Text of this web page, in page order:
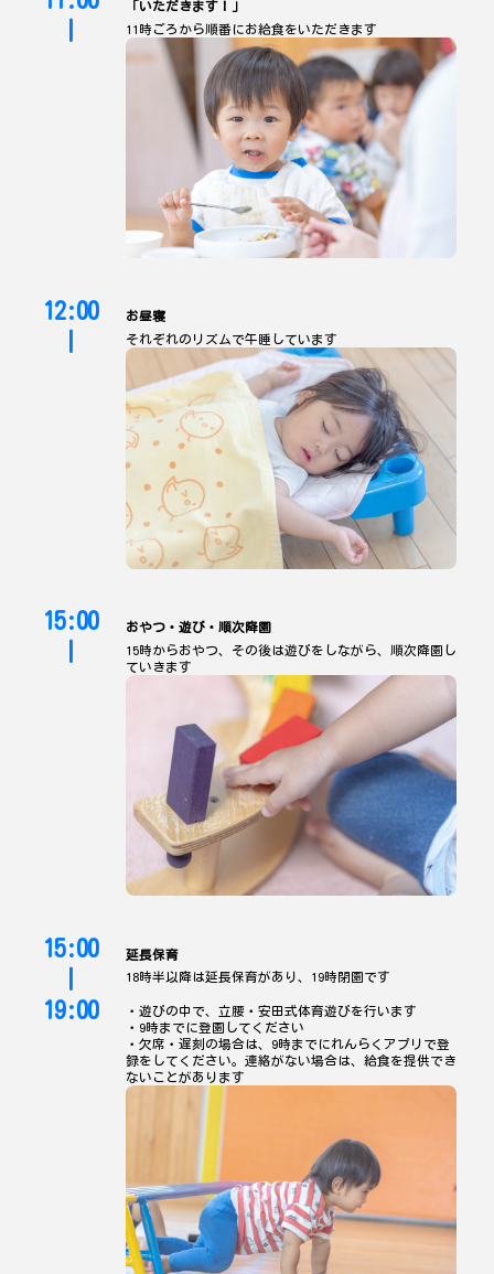
「いただきます！」
11時ごろから順番にお給食をいただきます
12:00
お昼寝
それぞれのリズムで午睡しています
15:00
おやつ・遊び・順次降園
15時からおやつ、その後は遊びをしながら、順次降園し
ていきます
15:00
19:00
延長保育
18時半以降は延長保育があり、19時閉園です
・遊びの中で、立腰・安田式体育遊びを行います
・9時までに登園してください
・欠席・遅刻の場合は、9時までにれんらくアプリで登
録をしてください。連絡がない場合は、給食を提供でき
ないことがあります